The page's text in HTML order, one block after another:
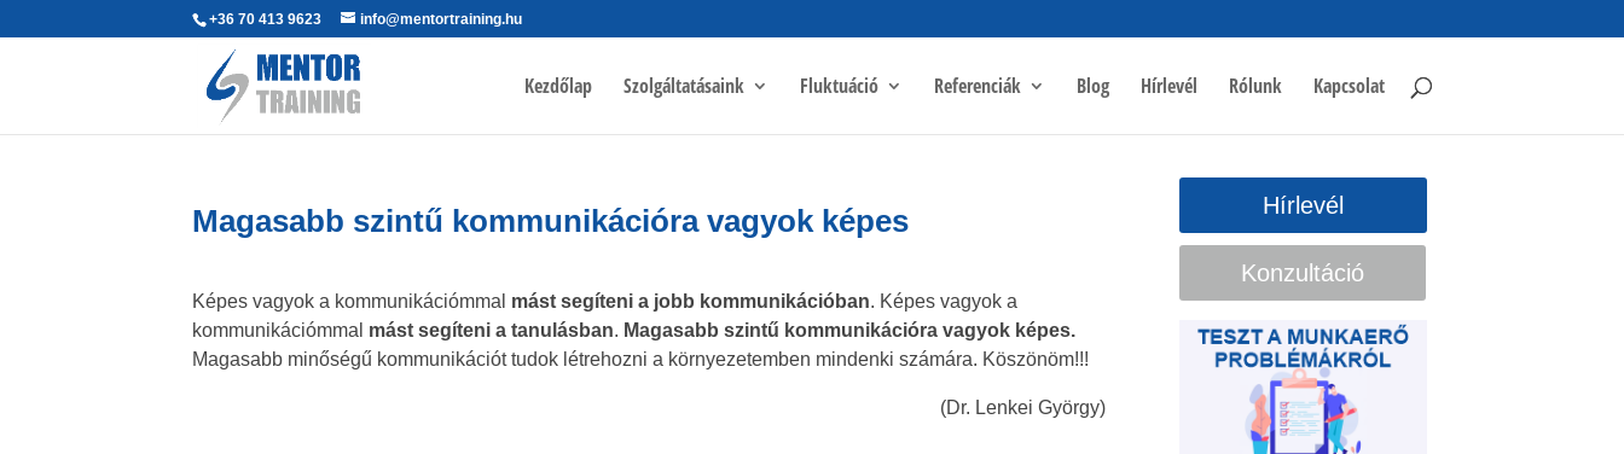
+36 70 413 9623 info@mentortraining.hu
Kezdőlap Szolgáltatásaink Fluktuáció Referenciák Blog Hírlevél Rólunk Kapcsolat
Magasabb szintű kommunikációra vagyok képes
Képes vagyok a kommunikációmmal mást segíteni a jobb kommunikációban. Képes vagyok a
kommunikációmmal mást segíteni a tanulásban. Magasabb szintű kommunikációra vagyok képes.
Magasabb minőségű kommunikációt tudok létrehozni a környezetemben mindenki számára. Köszönöm!!!
(Dr. Lenkei György)
Hírlevél
Konzultáció